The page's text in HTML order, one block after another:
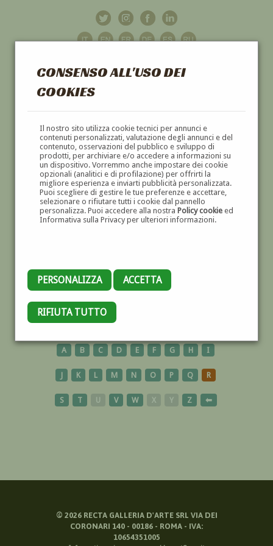
CONSENSO ALL'USO DEI
COOKIES
Il nostro sito utilizza cookie tecnici per annunci e
contenuti personalizzati, valutazione degli annunci e del
contenuto, osservazioni del pubblico e sviluppo di
prodotti, per archiviare e/o accedere a informazioni su
un dispositivo. Vorremmo anche impostare dei cookie
opzionali (analitici e di profilazione) per offrirti la
migliore esperienza e inviarti pubblicità personalizzata.
Puoi scegliere di gestire le tue preferenze e accettare,
selezionare o rifiutare tutti i cookie dal pannello
personalizza. Puoi accedere alla nostra Policy cookieed
Informativa sulla Privacy per ulteriori informazioni.
PERSONALIZZA ACCETTA
RIFIUTA TUTTO
GALLERIAD'ARTE
DIPINTI E SCULTURE '800 E '900
POLONIA
A B C D E F G H I
J K L M N O P Q R
S T U V W X Y Z ⬅
© 2026RECTA GALLERIA D'ARTE SRL VIA DEI
CORONARI 140 - 00186 - ROMA - IVA:
10654351005